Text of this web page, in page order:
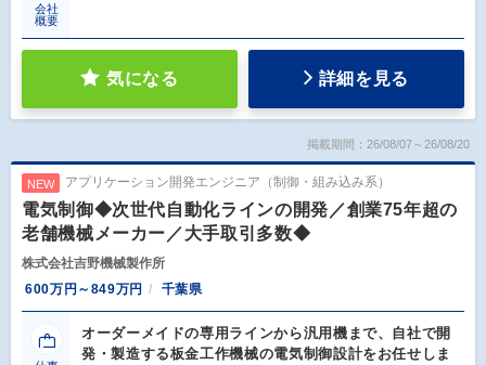
会社
概要
気になる 詳細を見る
掲載期間：26/08/07～26/08/20
NEW アプリケーション開発エンジニア（制御・組み込み系）
電気制御◆次世代自動化ラインの開発／創業75年超の
老舗機械メーカー／大手取引多数◆
株式会社吉野機械製作所
600万円～849万円
千葉県
オーダーメイドの専用ラインから汎用機まで、自社で開
発・製造する板金工作機械の電気制御設計をお任せしま